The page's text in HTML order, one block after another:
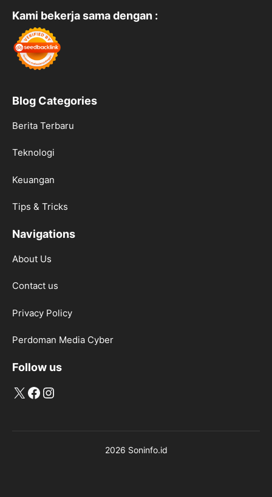
Kami bekerja sama dengan :
Blog Categories
Berita Terbaru
Teknologi
Keuangan
Tips & Tricks
Navigations
About Us
Contact us
Privacy Policy
Perdoman Media Cyber
Follow us
X Facebook
Instagram
2026 Soninfo.id